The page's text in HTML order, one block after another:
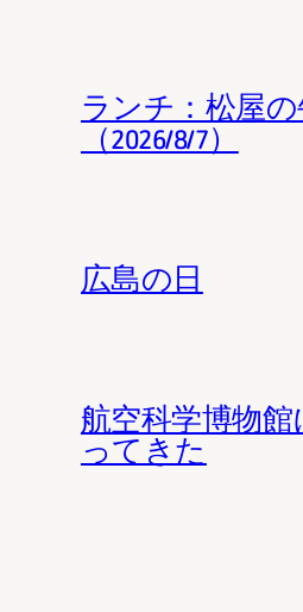
ランチ：松屋
（2026/8/7）
広島の日
航空科学博物館
ってきた